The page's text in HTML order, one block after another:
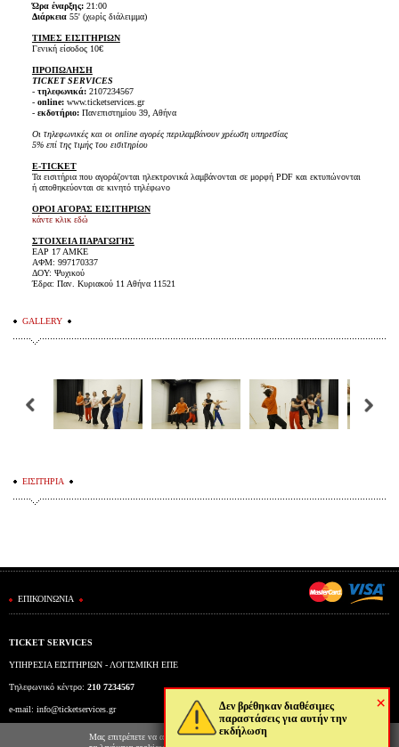
×
Δεν βρέθηκαν διαθέσιμες
παραστάσεις για αυτήν την
εκδήλωση
Ώρα έναρξης:21:00
Διάρκεια55' (χωρίς διάλειμμα)
ΤΙΜΕΣ ΕΙΣΙΤΗΡΙΩΝ
Γενική είσοδος 10€
ΠΡΟΠΩΛΗΣΗ
TICKET SERVICES
- τηλεφωνικά:2107234567
- online:www.ticketservices.gr
- εκδοτήριο:Πανεπιστημίου 39, Αθήνα
Οι τηλεφωνικές και οι online αγορές περιλαμβάνουν χρέωση υπηρεσίας
5% επί της τιμής του εισιτηρίου
E-TICKET
Τα εισιτήρια που αγοράζονται ηλεκτρονικά λαμβάνονται σε μορφή PDF και εκτυπώνονται
ή αποθηκεύονται σε κινητό τηλέφωνο
ΟΡΟΙ ΑΓΟΡΑΣ ΕΙΣΙΤΗΡΙΩΝ
κάντε κλικ εδώ
ΣΤΟΙΧΕΙΑ ΠΑΡΑΓΩΓΗΣ
ΕΑΡ 17 ΑΜΚΕ
ΑΦΜ: 997170337
ΔΟΥ: Ψυχικού
Έδρα: Παν. Κυριακού 11 Αθήνα 11521
GALLERY
ΕΙΣΙΤΗΡΙΑ
ΕΠΙΚΟΙΝΩΝΙΑ
TICKET SERVICES
ΥΠΗΡΕΣΙΑ ΕΙΣΙΤΗΡΙΩΝ - ΛΟΓΙΣΜΙΚΗ ΕΠΕ
Τηλεφωνικό κέντρο: 210 7234567
e-mail: info@ticketservices.gr
Εκδοτήριο: Πανεπιστημίου 39 (Στοά Πεσμαζόγλου), Αθήνα
Μας επιτρέπετε να αποθηκεύουμε στον φυλλομετρητή σας